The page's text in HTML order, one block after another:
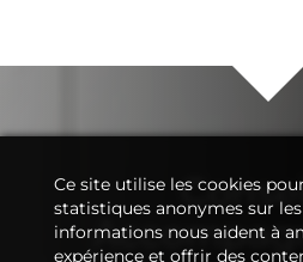
Ce site utilise les cookies
statistiques anonymes sur
informations nous aident à
expérience et offrir des